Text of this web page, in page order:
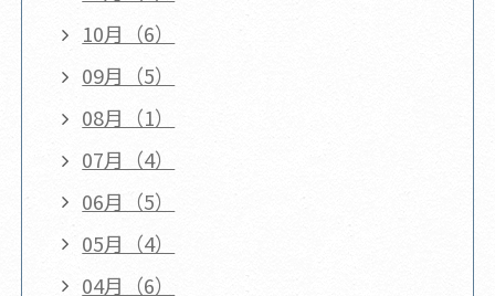
10月（6）
09月（5）
08月（1）
07月（4）
06月（5）
05月（4）
04月（6）